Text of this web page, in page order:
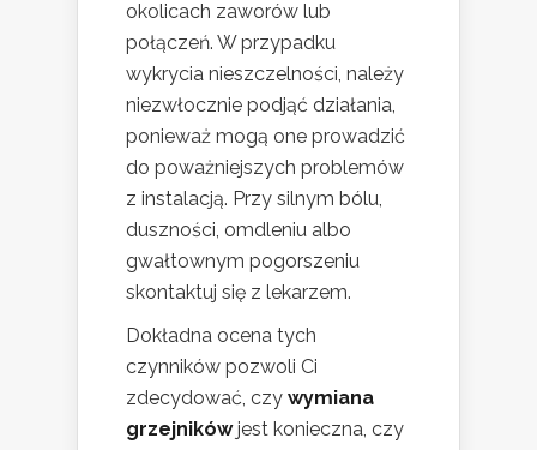
okolicach zaworów lub
połączeń. W przypadku
wykrycia nieszczelności, należy
niezwłocznie podjąć działania,
ponieważ mogą one prowadzić
do poważniejszych problemów
z instalacją. Przy silnym bólu,
duszności, omdleniu albo
gwałtownym pogorszeniu
skontaktuj się z lekarzem.
Dokładna ocena tych
czynników pozwoli Ci
zdecydować, czy wymiana
grzejnikówjest konieczna, czy